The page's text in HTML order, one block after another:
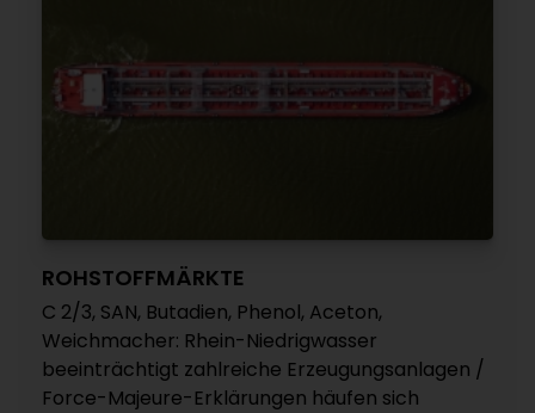
ROHSTOFFMÄRKTE
C 2/3, SAN, Butadien, Phenol, Aceton,
Weichmacher: Rhein-Niedrigwasser
beeinträchtigt zahlreiche Erzeugungsanlagen /
Force-Majeure-Erklärungen häufen sich